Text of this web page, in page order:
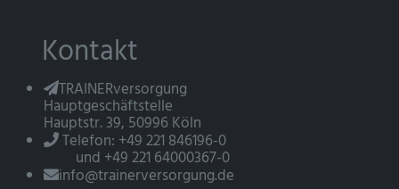
Kontakt
TRAINERversorgung
Hauptgeschäftstelle
Hauptstr. 39, 50996 Köln
Telefon: +49 221 846196-0
und +49 221 64000367-0
info@trainerversorgung.de